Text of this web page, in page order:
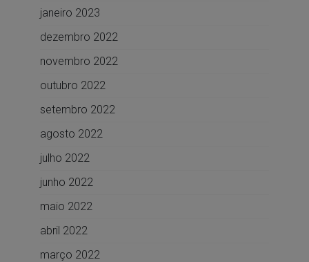
janeiro 2023
dezembro 2022
novembro 2022
outubro 2022
setembro 2022
agosto 2022
julho 2022
junho 2022
maio 2022
abril 2022
março 2022